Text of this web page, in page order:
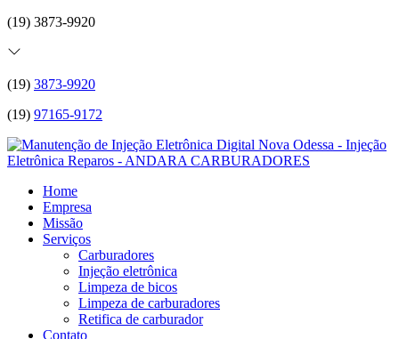
(19) 3873-9920
(19) 3873-9920
(19) 97165-9172
Home
Empresa
Missão
Serviços
Carburadores
Injeção eletrônica
Limpeza de bicos
Limpeza de carburadores
Retifica de carburador
Contato